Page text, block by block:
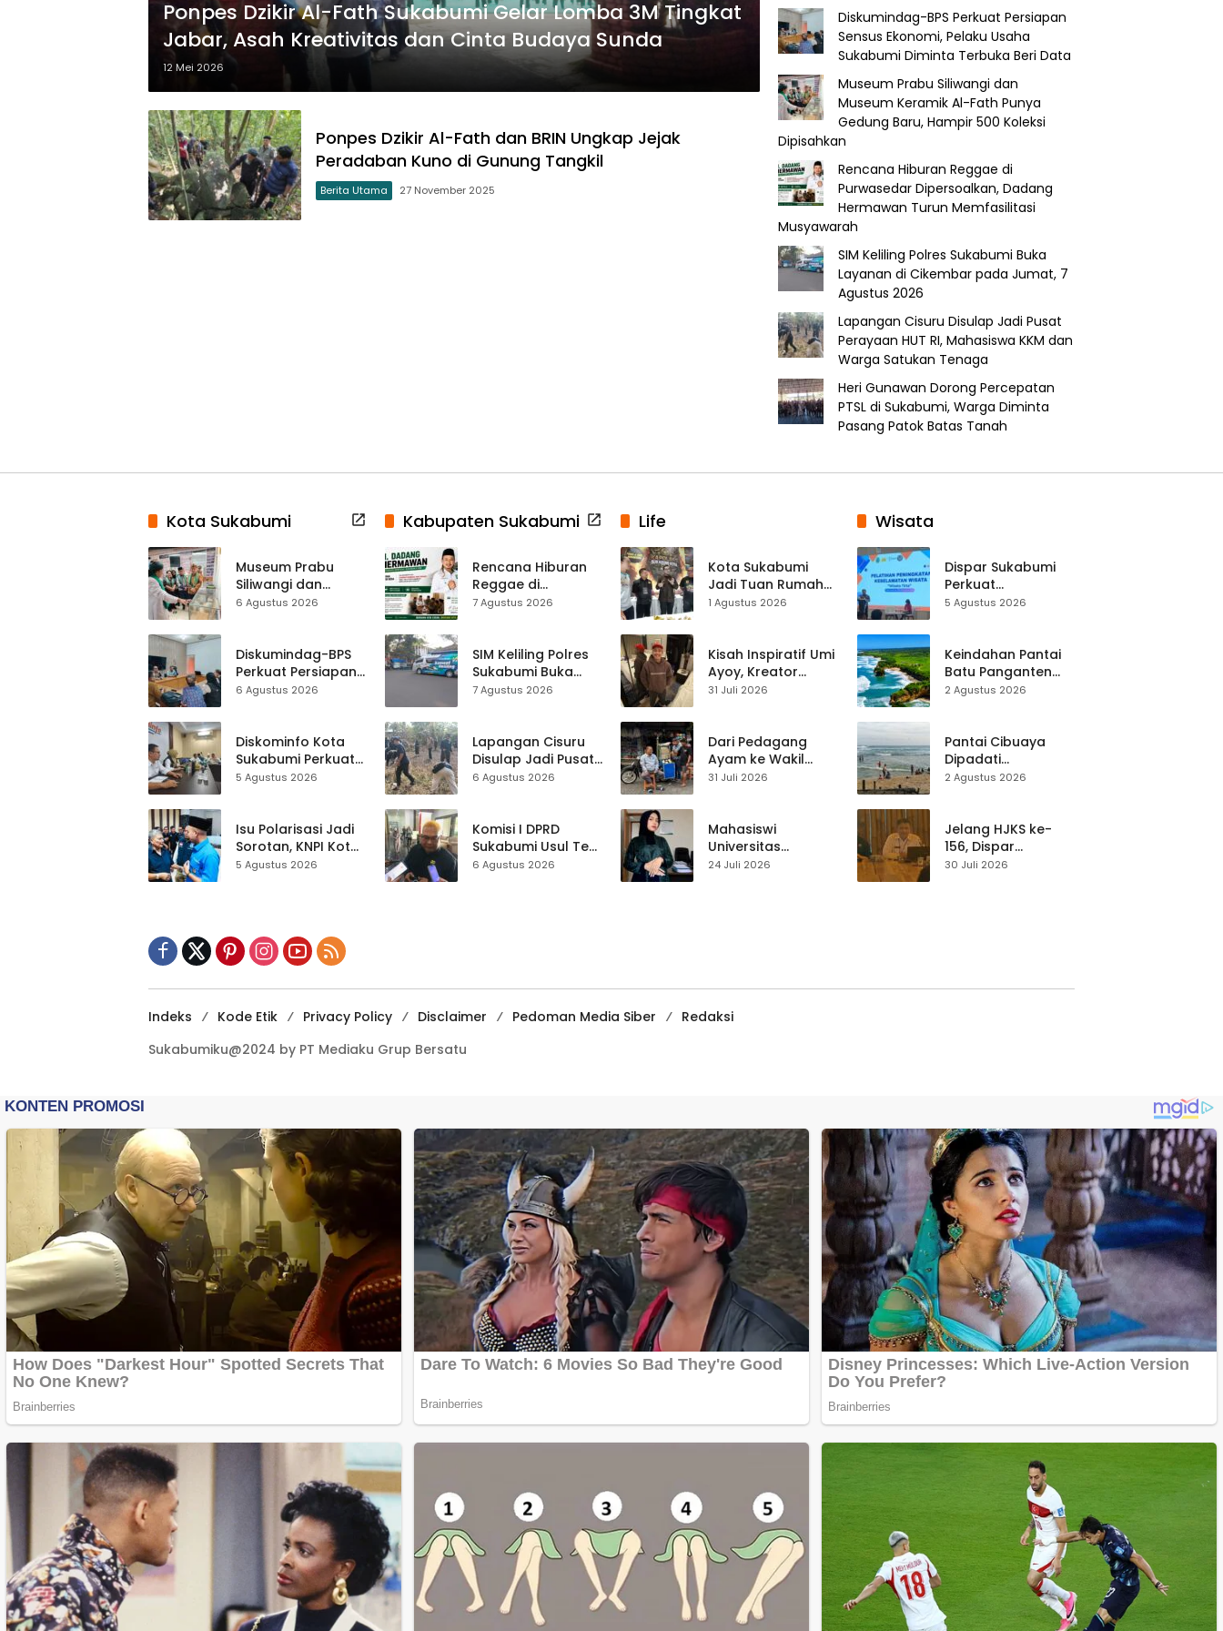
Ponpes Dzikir Al-Fath Sukabumi Gelar Lomba 3M Tingkat
Jabar, Asah Kreativitas dan Cinta Budaya Sunda
12 Mei 2026
Ponpes Dzikir Al-Fath dan BRIN Ungkap Jejak
Peradaban Kuno di Gunung Tangkil
Berita Utama 27 November 2025
Diskumindag-BPS Perkuat Persiapan
Sensus Ekonomi, Pelaku Usaha
Sukabumi Diminta Terbuka Beri Data
Museum Prabu Siliwangi dan
Museum Keramik Al-Fath Punya
Gedung Baru, Hampir 500 Koleksi
Dipisahkan
Rencana Hiburan Reggae di
Purwasedar Dipersoalkan, Dadang
Hermawan Turun Memfasilitasi
Musyawarah
SIM Keliling Polres Sukabumi Buka
Layanan di Cikembar pada Jumat, 7
Agustus 2026
Lapangan Cisuru Disulap Jadi Pusat
Perayaan HUT RI, Mahasiswa KKM dan
Warga Satukan Tenaga
Heri Gunawan Dorong Percepatan
PTSL di Sukabumi, Warga Diminta
Pasang Patok Batas Tanah
Kota Sukabumi
Museum Prabu
Siliwangi dan
Museum Keramik
Hampir 500 Koleksi
Dipisahkan
6 Agustus 2026
Diskumindag-BPS
Perkuat Persiapan
Sensus Ekonomi,
Terbuka Beri Data
6 Agustus 2026
Diskominfo Kota
Sukabumi Perkuat
Satu Data
Kewilayahan
Dikebut
5 Agustus 2026
Isu Polarisasi Jadi
Sorotan, KNPI Kota
Sukabumi Ajak
5 Agustus 2026
Kabupaten Sukabumi
Rencana Hiburan
Reggae di
Purwasedar
Turun Memfasilitasi
Musyawarah
7 Agustus 2026
SIM Keliling Polres
Sukabumi Buka
Layanan di
2026
7 Agustus 2026
Lapangan Cisuru
Disulap Jadi Pusat
Perayaan HUT RI,
Satukan Tenaga
6 Agustus 2026
Komisi I DPRD
Sukabumi Usul Tes
Rambut Jadi
6 Agustus 2026
Life
Kota Sukabumi
Jadi Tuan Rumah
Kontes Batu Akik
1 Agustus 2026
Kisah Inspiratif Umi
Ayoy, Kreator
TikTok Asal
Live Streaming
31 Juli 2026
Dari Pedagang
Ayam ke Wakil
Ketua DPRD, H.
Pasar Cisaat
31 Juli 2026
Mahasiswi
Universitas
Muhammadiyah
24 Juli 2026
Wisata
Dispar Sukabumi
Perkuat
Keselamatan
Mitigasi hingga
Teknik Evakuasi
5 Agustus 2026
Keindahan Pantai
Batu Panganten
Mulai Dilirik
2 Agustus 2026
Pantai Cibuaya
Dipadati
Wisatawan,
Waspada
2 Agustus 2026
Jelang HJKS ke-
156, Dispar
Kabupaten
30 Juli 2026
Indeks Kode Etik Privacy Policy Disclaimer Pedoman Media Siber
Redaksi
Sukabumiku@2024 by PT Mediaku Grup Bersatu